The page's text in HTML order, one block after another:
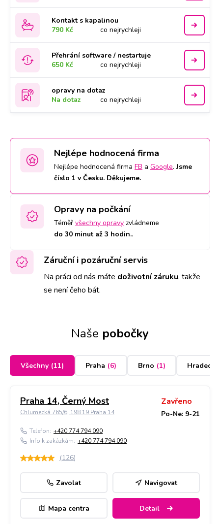
Kontakt s kapalinou
790 Kč
co nejrychleji
Přehrání software / nestartuje
650 Kč
co nejrychleji
opravy na dotaz
Na dotaz
co nejrychleji
Nejlépe hodnocená firma
Nejlépe hodnocená firma FB a Google.Jsme
číslo 1 v Česku. Děkujeme.
Opravy na počkání
Téměř všechny opravy zvládneme
do 30 minut až 3 hodin..
Záruční i pozáruční servis
Na práci od nás máte doživotní záruku, takže
se není čeho bát.
Naše pobočky
Všechny (11) Praha (6) Brno (1) Hradec
Praha 14, Černý Most
Chlumecká 765/6, 198 19 Praha 14
Zavřeno
Po-Ne: 9-21
Telefon: +420 774 794 090
Info k zakázkám: +420 774 794 090
(126)
Zavolat Navigovat
Mapa centra Detail